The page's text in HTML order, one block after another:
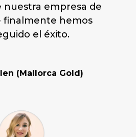
nuestra empresa de
finalmente hemos
el éxito.
(Mallorca Gold)